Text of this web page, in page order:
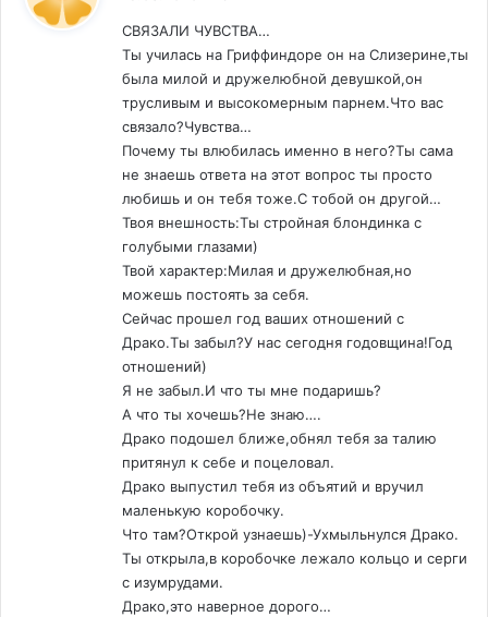
СВЯЗАЛИ ЧУВСТВА…
Ты училась на Гриффиндоре он на Слизерине,ты
была милой и дружелюбной девушкой,он
трусливым и высокомерным парнем.Что вас
связало?Чувства…
Почему ты влюбилась именно в него?Ты сама
не знаешь ответа на этот вопрос ты просто
любишь и он тебя тоже.С тобой он другой…
Твоя внешность:Ты стройная блондинка с
голубыми глазами)
Твой характер:Милая и дружелюбная,но
можешь постоять за себя.
Сейчас прошел год ваших отношений с
Драко.Ты забыл?У нас сегодня годовщина!Год
отношений)
Я не забыл.И что ты мне подаришь?
А что ты хочешь?Не знаю….
Драко подошел ближе,обнял тебя за талию
притянул к себе и поцеловал.
Драко выпустил тебя из объятий и вручил
маленькую коробочку.
Что там?Открой узнаешь)-Ухмыльнулся Драко.
Ты открыла,в коробочке лежало кольцо и серги
с изумрудами.
Драко,это наверное дорого…